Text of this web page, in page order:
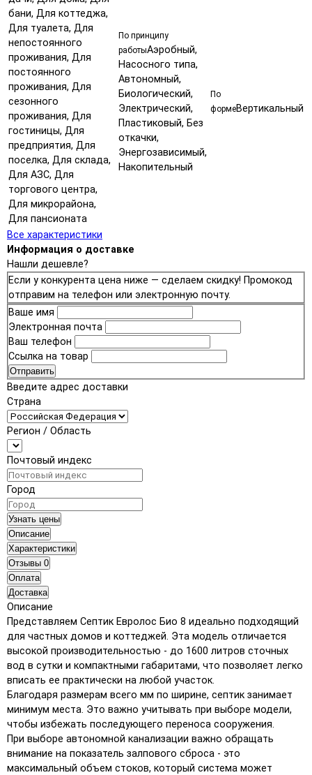
бани, Для коттеджа,
Для туалета, Для
непостоянного
проживания, Для
постоянного
проживания, Для
сезонного
проживания, Для
гостиницы, Для
предприятия, Для
поселка, Для склада,
Для АЗС, Для
торгового центра,
Для микрорайона,
Для пансионата
По принципу
работыАэробный,
Насосного типа,
Автономный,
Биологический,
Электрический,
Пластиковый, Без
откачки,
Энергозависимый,
Накопительный
По
формеВертикальный
Все характеристики
Информация о доставке
Нашли дешевле?
Если у конкурента цена ниже — сделаем скидку! Промокод
отправим на телефон или электронную почту.
Ваше имя
Электронная почта
Ваш телефон
Ссылка на товар
Отправить
Введите адрес доставки
Страна
Регион / Область
Почтовый индекс
Город
Узнать цены
Описание
Характеристики
Отзывы 0
Оплата
Доставка
Описание
Представляем Септик Евролос Био 8 идеально подходящий
для частных домов и коттеджей. Эта модель отличается
высокой производительностью - до 1600 литров сточных
вод в сутки и компактными габаритами, что позволяет легко
вписать ее практически на любой участок.
Благодаря размерам всего мм по ширине, септик занимает
минимум места. Это важно учитывать при выборе модели,
чтобы избежать последующего переноса сооружения.
При выборе автономной канализации важно обращать
внимание на показатель залпового сброса - это
максимальный объем стоков, который система может